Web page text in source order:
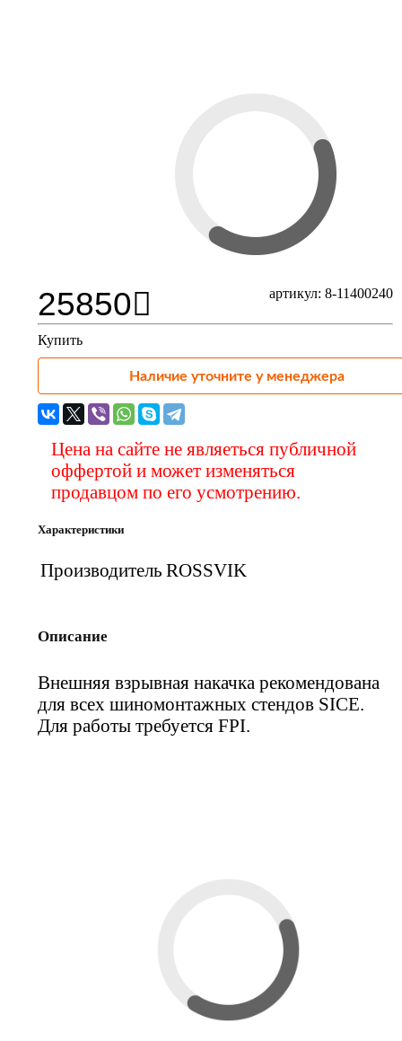
артикул: 8-11400240
25850
Купить
Наличие уточните у менеджера
Цена на сайте не являеться публичной
оффертой и может изменяться
продавцом по его усмотрению.
Характеристики
Производитель ROSSVIK
Описание
Внешняя взрывная накачка рекомендована
для всех шиномонтажных стендов SICE.
Для работы требуется FPI.